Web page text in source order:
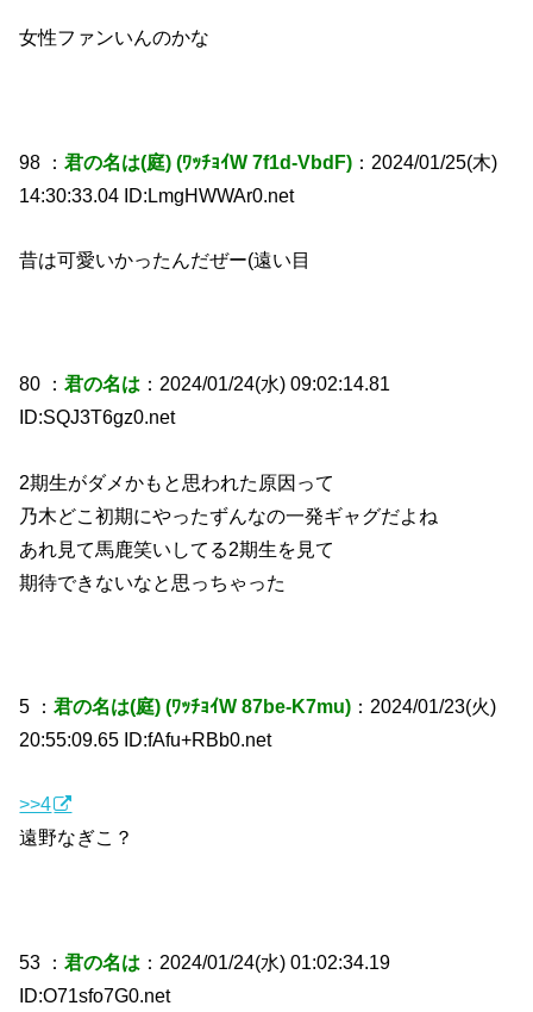
女性ファンいんのかな
98 ：君の名は(庭) (ﾜｯﾁｮｲW 7f1d-VbdF) ：2024/01/25(木)
14:30:33.04 ID:LmgHWWAr0.net
昔は可愛いかったんだぜー(遠い目
80 ：君の名は ：2024/01/24(水) 09:02:14.81
ID:SQJ3T6gz0.net
2期生がダメかもと思われた原因って
乃木どこ初期にやったずんなの一発ギャグだよね
あれ見て馬鹿笑いしてる2期生を見て
期待できないなと思っちゃった
5 ：君の名は(庭) (ﾜｯﾁｮｲW 87be-K7mu) ：2024/01/23(火)
20:55:09.65 ID:fAfu+RBb0.net
>>4
遠野なぎこ？
53 ：君の名は ：2024/01/24(水) 01:02:34.19
ID:O71sfo7G0.net